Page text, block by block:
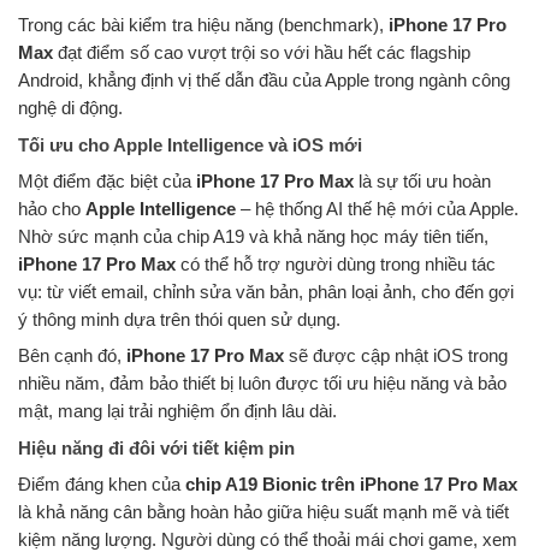
Trong các bài kiểm tra hiệu năng (benchmark), iPhone 17 Pro
Max đạt điểm số cao vượt trội so với hầu hết các flagship
Android, khẳng định vị thế dẫn đầu của Apple trong ngành công
nghệ di động.
Tối ưu cho Apple Intelligence và iOS mới
Một điểm đặc biệt của iPhone 17 Pro Max là sự tối ưu hoàn
hảo cho Apple Intelligence – hệ thống AI thế hệ mới của Apple.
Nhờ sức mạnh của chip A19 và khả năng học máy tiên tiến,
iPhone 17 Pro Max có thể hỗ trợ người dùng trong nhiều tác
vụ: từ viết email, chỉnh sửa văn bản, phân loại ảnh, cho đến gợi
ý thông minh dựa trên thói quen sử dụng.
Bên cạnh đó, iPhone 17 Pro Max sẽ được cập nhật iOS trong
nhiều năm, đảm bảo thiết bị luôn được tối ưu hiệu năng và bảo
mật, mang lại trải nghiệm ổn định lâu dài.
Hiệu năng đi đôi với tiết kiệm pin
Điểm đáng khen củachip A19 Bionic trên iPhone 17 Pro Max
là khả năng cân bằng hoàn hảo giữa hiệu suất mạnh mẽ và tiết
kiệm năng lượng. Người dùng có thể thoải mái chơi game, xem